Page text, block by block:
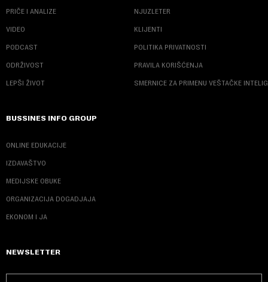
PRIČE I ANALIZE
VIDEO
PODCAST
ODRŽIVOST
LEPŠI ŽIVOT
NJUZLETER
KLIJENTI
POLITIKA PRIVATNOSTI
PRAVILA KORIŠĆENJA
SMERNICE ZA PRIMENU VEŠTAČKE
BUSSINES INFO GROUP
ONLINE EDUKACIJE
IZDAVAŠTVO
MEDIJSKE OBUKE
ORGANIZACIJA DOGADJAJA
EKONOM I JA
NEWSLETTER